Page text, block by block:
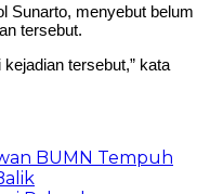
Sunarto, menyebut belum
tersebut.
tersebut,” kata
BUMN Tempuh